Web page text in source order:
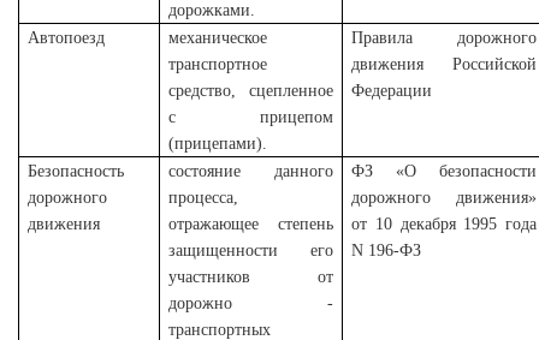
дорожками.
Автопоезд
механическое
транспортное
средство, сцепленное
с прицепом
(прицепами).
Правила дорожного
движения Российской
Федерации
Безопасность
дорожного
движения
состояние данного
процесса,
отражающее степень
защищенности его
участников от
дорожно -
транспортных
ФЗ «О безопасности
дорожного движения»
от 10 декабря 1995 года
N 196-ФЗ